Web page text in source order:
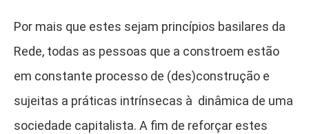
Por mais que estes sejam princípios basilares da
Rede, todas as pessoas que a constroem estão
em constante processo de (des)construção e
sujeitas a práticas intrínsecas à dinâmica de uma
sociedade capitalista. A fim de reforçar estes